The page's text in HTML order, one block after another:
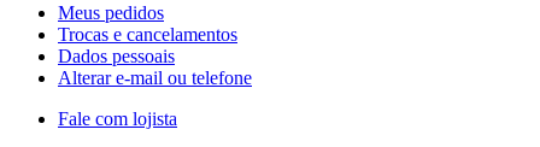
Meus pedidos
Trocas e cancelamentos
Dados pessoais
Alterar e-mail ou telefone
Fale com lojista